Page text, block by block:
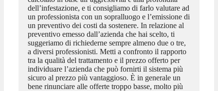
dell’infestazione, e ti consigliamo di farlo valutare ad
un professionista con un sopralluogo e l’emissione di
un preventivo dei costi da sostenere. In relazione al
preventivo emesso dall’azienda che hai scelto, ti
suggeriamo di richiederne sempre almeno due o tre,
a diversi professionisti. Metti a confronto il rapporto
tra la qualità del trattamento e il prezzo offerto per
individuare l’azienda che può fornirti il sistema più
sicuro al prezzo più vantaggioso. È in generale un
bene rinunciare alle offerte troppo basse, molto più